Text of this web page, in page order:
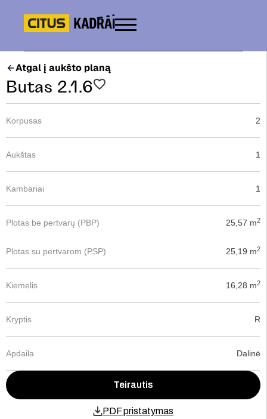
Atgal į aukšto planą
Butas 2.1.6
Korpusas 2
Aukštas 1
Kambariai 1
Plotas be pertvarų (PBP) 25,57 m2
Plotas su pertvarom (PSP) 25,19 m2
Kiemelis 16,28 m2
Kryptis R
Apdaila Dalinė
Teirautis
PDF pristatymas